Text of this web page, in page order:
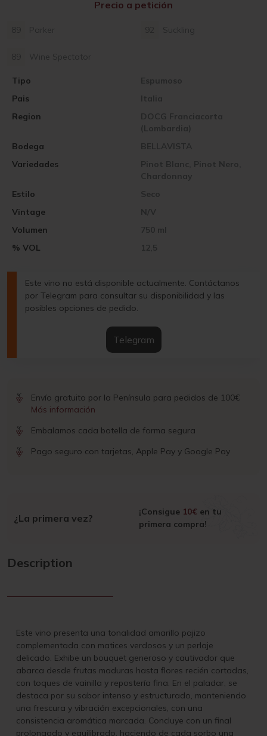
Parker Suckling
Wine Spectator
Pais Italia
Vintage N/V
Region
DOCG Franciacorta
(Lombardia)
Volumen 750 ml
Bodega BELLAVISTA
% VOL 12,5
Variedades
Pinot Blanc, Pinot Nero,
Chardonnay
Tipo Espumoso
Estilo Seco
Precio a petición
Este vino no está disponible actualmente. Contáctanos
por Telegram para consultar su disponibilidad y las
posibles opciones de pedido.
Telegram
Envío gratuito por la Península para pedidos de 100€
Más información
Embalamos cada botella de forma segura
Pago seguro con tarjetas, Apple Pay y Google Pay
¿La primera vez?
¡Consigue 10€ en tu
primera compra!
Description
Este vino presenta una tonalidad amarillo pajizo
complementada con matices verdosos y un perlaje
delicado. Exhibe un bouquet generoso y cautivador que
abarca desde frutas maduras hasta flores recién cortadas,
con toques de vainilla y repostería fina. En el paladar, se
destaca por su sabor intenso y estructurado, manteniendo
una frescura y vibración excepcionales, con una
consistencia aromática marcada. Concluye con un final
prolongado y equilibrado, haciendo de cada sorbo una